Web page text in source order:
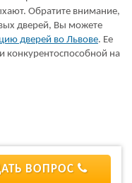
Обратите внимание,
дверей, Вы можете
дверей во Львове. Ее
конкурентоспособной на
ВОПРОС